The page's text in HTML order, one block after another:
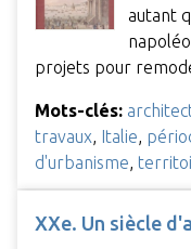
autant
projets pour
Mots-clés:
travaux Italie
d'urbanisme
XXe. Un siècle